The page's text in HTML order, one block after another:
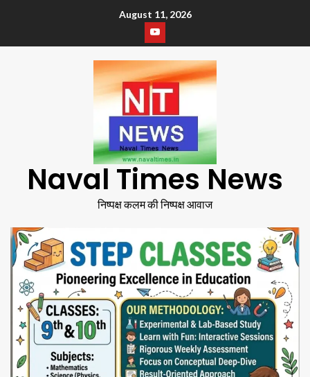
August 11, 2026
Naval Times News
निष्पक्ष कलम की निष्पक्ष आवाज